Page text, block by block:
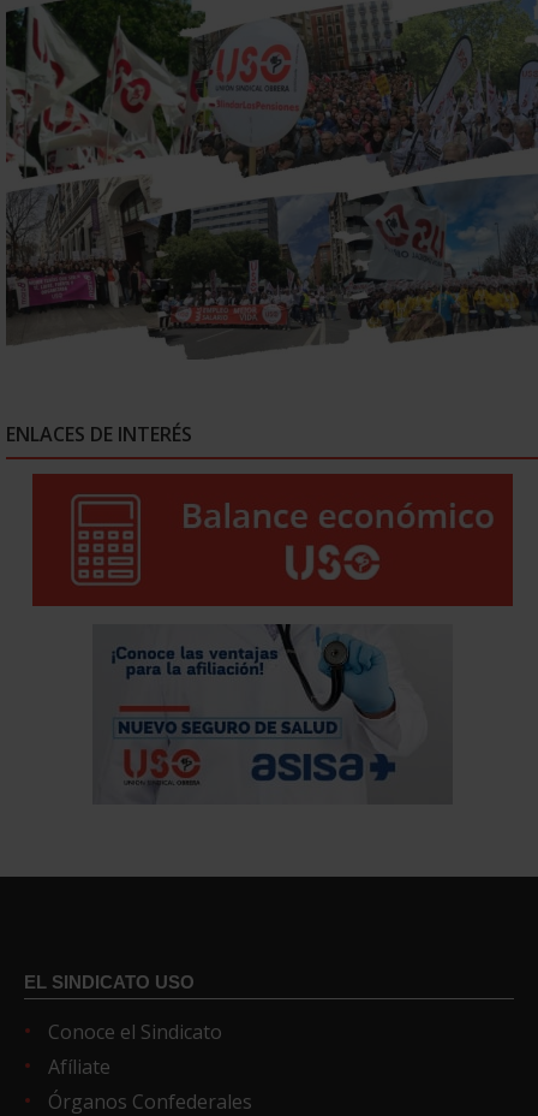
ENLACES DE INTERÉS
EL SINDICATO USO
Conoce el Sindicato
Afíliate
Órganos Confederales